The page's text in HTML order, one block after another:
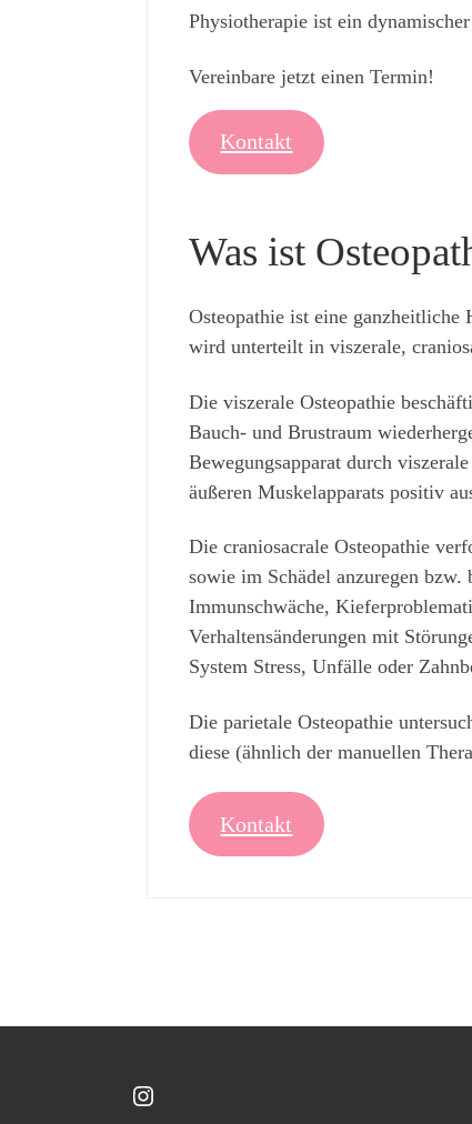
Physiotherapie ist ein
Vereinbare jetzt einen Termin!
Kontakt
Was ist
Osteopathie ist eine ganzheitliche
wird unterteilt in viszerale,
Die viszerale Osteopathie
Bauch- und Brustraum
Bewegungsapparat durch
äußeren Muskelapparats positiv
Die craniosacrale Osteopathie
sowie im Schädel anzuregen
Immunschwäche,
Verhaltensänderungen mit
System Stress, Unfälle oder
Die parietale Osteopathie
diese (ähnlich der manuellen
Kontakt
https://www.instagram.com/